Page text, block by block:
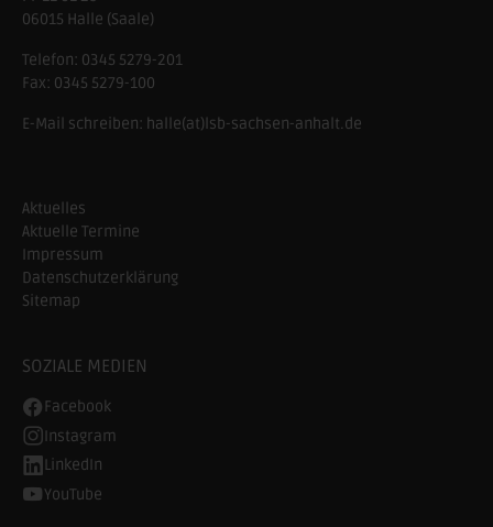
06015 Halle (Saale)
Telefon: 0345 5279-201
Fax: 0345 5279-100
E-Mail schreiben: halle(at)lsb-sachsen-anhalt.de
Aktuelles
Aktuelle Termine
Impressum
Datenschutzerklärung
Sitemap
SOZIALE MEDIEN
Facebook
Instagram
LinkedIn
YouTube